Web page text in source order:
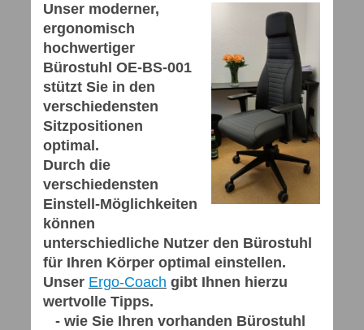
Unser moderner,
ergonomisch
hochwertiger
Bürostuhl OE-BS-001
stützt Sie in den
verschiedensten
Sitzpositionen
optimal.
Durch die
verschiedensten
Einstell-Möglichkeiten
können
unterschiedliche Nutzer den Bürostuhl
für Ihren Körper optimal einstellen.
Unser Ergo-Coach gibt Ihnen hierzu
wertvolle Tipps.
- wie Sie Ihren vorhanden Bürostuhl